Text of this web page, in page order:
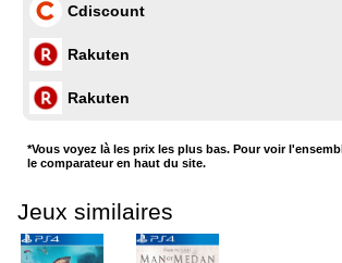
Cdiscount
Rakuten
Rakuten
*Vous voyez là les prix les plus bas. Pour voir
le comparateur en haut du site.
Jeux similaires